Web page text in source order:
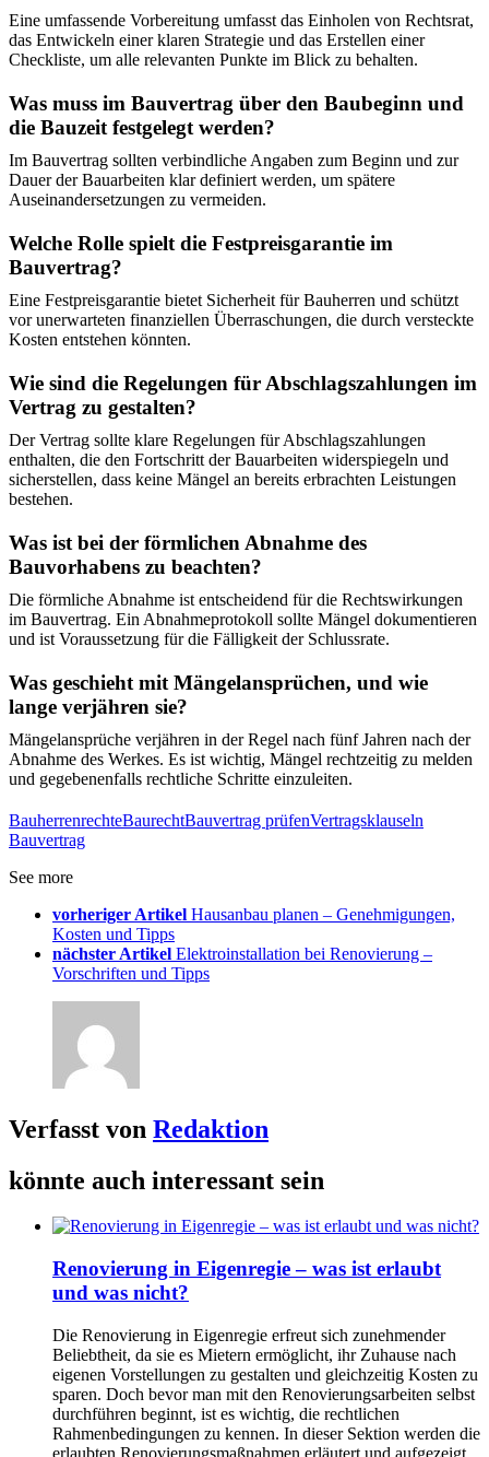
Eine umfassende Vorbereitung umfasst das Einholen von Rechtsrat,
das Entwickeln einer klaren Strategie und das Erstellen einer
Checkliste, um alle relevanten Punkte im Blick zu behalten.
Was muss im Bauvertrag über den Baubeginn und
die Bauzeit festgelegt werden?
Im Bauvertrag sollten verbindliche Angaben zum Beginn und zur
Dauer der Bauarbeiten klar definiert werden, um spätere
Auseinandersetzungen zu vermeiden.
Welche Rolle spielt die Festpreisgarantie im
Bauvertrag?
Eine Festpreisgarantie bietet Sicherheit für Bauherren und schützt
vor unerwarteten finanziellen Überraschungen, die durch versteckte
Kosten entstehen könnten.
Wie sind die Regelungen für Abschlagszahlungen im
Vertrag zu gestalten?
Der Vertrag sollte klare Regelungen für Abschlagszahlungen
enthalten, die den Fortschritt der Bauarbeiten widerspiegeln und
sicherstellen, dass keine Mängel an bereits erbrachten Leistungen
bestehen.
Was ist bei der förmlichen Abnahme des
Bauvorhabens zu beachten?
Die förmliche Abnahme ist entscheidend für die Rechtswirkungen
im Bauvertrag. Ein Abnahmeprotokoll sollte Mängel dokumentieren
und ist Voraussetzung für die Fälligkeit der Schlussrate.
Was geschieht mit Mängelansprüchen, und wie
lange verjähren sie?
Mängelansprüche verjähren in der Regel nach fünf Jahren nach der
Abnahme des Werkes. Es ist wichtig, Mängel rechtzeitig zu melden
und gegebenenfalls rechtliche Schritte einzuleiten.
BauherrenrechteBaurechtBauvertrag prüfenVertragsklauseln
Bauvertrag
See more
vorheriger Artikel Hausanbau planen – Genehmigungen,
Kosten und Tipps
nächster Artikel Elektroinstallation bei Renovierung –
Vorschriften und Tipps
Verfasst von Redaktion
könnte auch interessant sein
Renovierung in Eigenregie – was ist erlaubt
und was nicht?
Die Renovierung in Eigenregie erfreut sich zunehmender
Beliebtheit, da sie es Mietern ermöglicht, ihr Zuhause nach
eigenen Vorstellungen zu gestalten und gleichzeitig Kosten zu
sparen. Doch bevor man mit den Renovierungsarbeiten selbst
durchführen beginnt, ist es wichtig, die rechtlichen
Rahmenbedingungen zu kennen. In dieser Sektion werden die
erlaubten Renovierungsmaßnahmen erläutert und aufgezeigt,